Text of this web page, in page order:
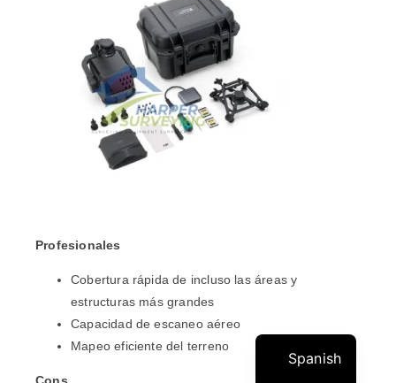
Profesionales
Cobertura rápida de incluso las áreas y
estructuras más grandes
Capacidad de escaneo aéreo
Mapeo eficiente del terreno
Cons
Spanish